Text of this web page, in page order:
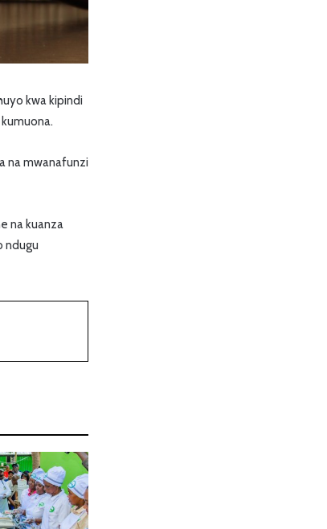
kwa kipindi
na mwanafunzi
na kuanza
ndugu